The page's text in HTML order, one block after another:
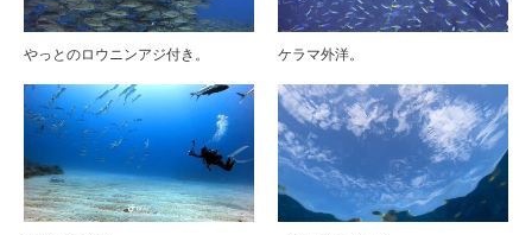
やっとのロウニンアジ付き。 ケラマ外洋。